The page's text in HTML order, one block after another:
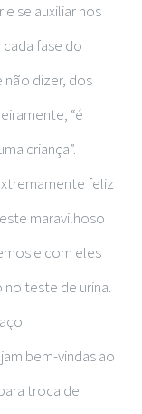
se auxiliar nos
fase do
dizer, dos
“é
criança”.
feliz
maravilhoso
e com eles
teste de urina.
bem-vindas ao
troca de